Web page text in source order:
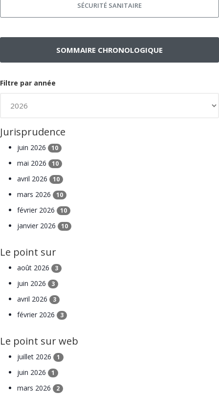
SÉCURITÉ SANITAIRE
SOMMAIRE CHRONOLOGIQUE
Filtre par année
Jurisprudence
juin 2026 10
mai 2026 10
avril 2026 10
mars 2026 10
février 2026 10
janvier 2026 10
Le point sur
août 2026 3
juin 2026 3
avril 2026 3
février 2026 3
Le point sur web
juillet 2026 1
juin 2026 1
mars 2026 2